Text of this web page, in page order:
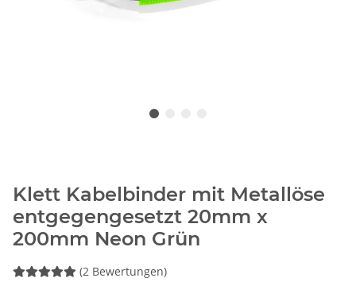
Klett Kabelbinder mit Metallöse
entgegengesetzt 20mm x
200mm Neon Grün
(2 Bewertungen)